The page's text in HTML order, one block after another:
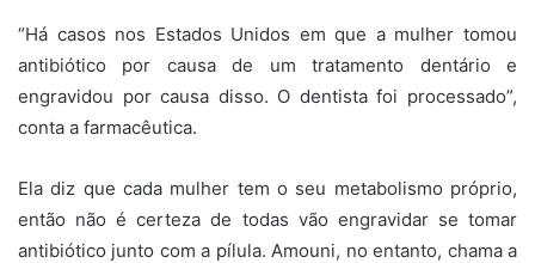
“Há casos nos Estados Unidos em que a mulher tomou
antibiótico por causa de um tratamento dentário e
engravidou por causa disso. O dentista foi processado”,
conta a farmacêutica.
Ela diz que cada mulher tem o seu metabolismo próprio,
então não é certeza de todas vão engravidar se tomar
antibiótico junto com a pílula. Amouni, no entanto, chama a